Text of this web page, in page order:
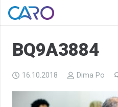
BQ9A3884
16.10.2018 Dima Po